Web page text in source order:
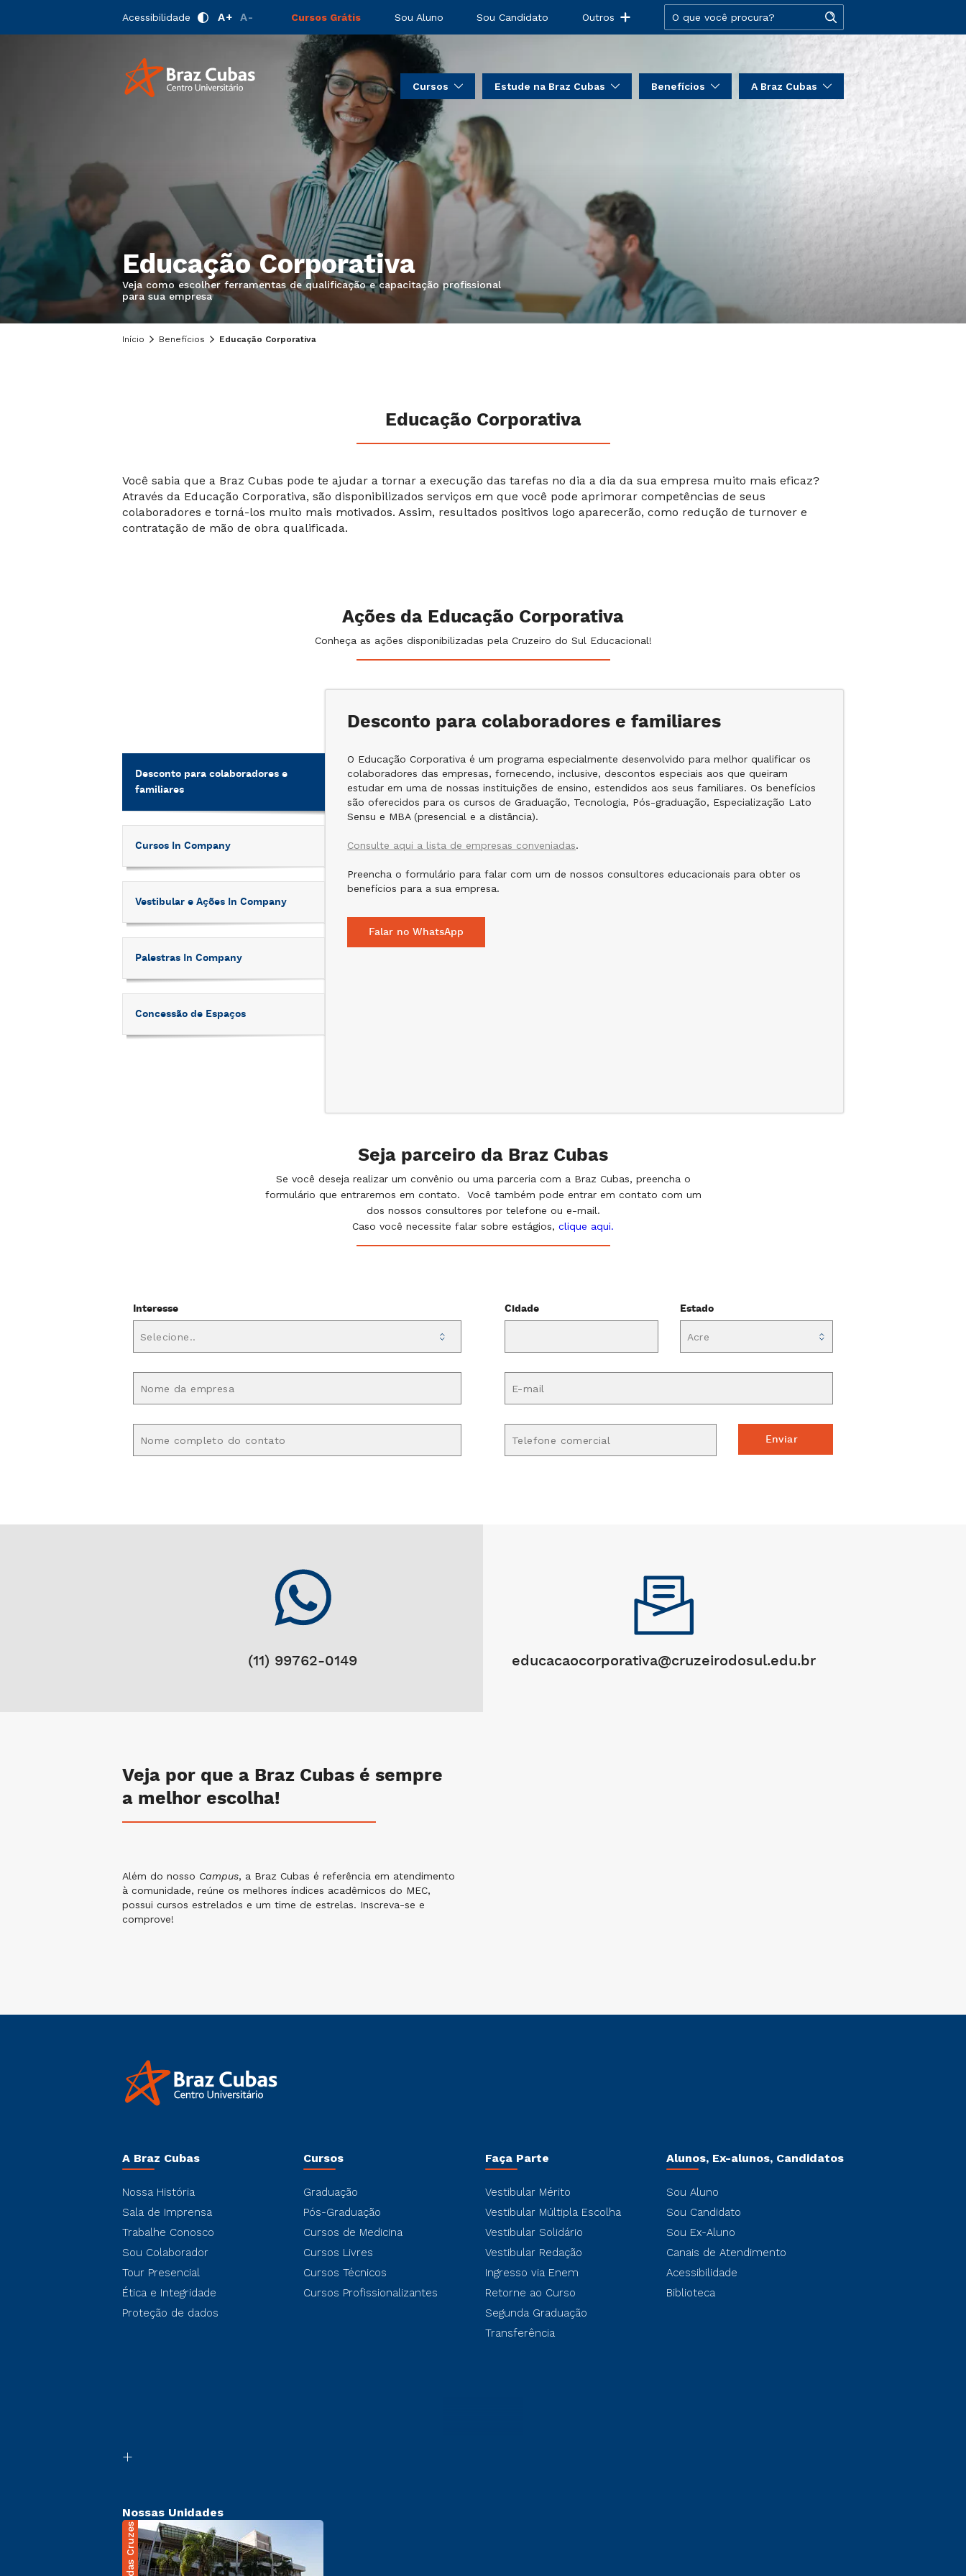
Acessibilidade A+ A- Cursos Grátis Sou Aluno Sou Candidato Outros
Cursos Estude na Braz Cubas Benefícios A Braz Cubas
Educação Corporativa
Veja como escolher ferramentas de qualificação e capacitação profissional
para sua empresa
Início Benefícios Educação Corporativa
Educação Corporativa
Você sabia que a Braz Cubas pode te ajudar a tornar a execução das tarefas no dia a dia da sua empresa muito mais eficaz?
Através da Educação Corporativa, são disponibilizados serviços em que você pode aprimorar competências de seus
colaboradores e torná-los muito mais motivados. Assim, resultados positivos logo aparecerão, como redução de turnover e
contratação de mão de obra qualificada.
Ações da Educação Corporativa
Conheça as ações disponibilizadas pela Cruzeiro do Sul Educacional!
Desconto para colaboradores e
familiares
Cursos In Company
Vestibular e Ações In Company
Palestras In Company
Concessão de Espaços
Desconto para colaboradores e familiares
O Educação Corporativa é um programa especialmente desenvolvido para melhor qualificar os
colaboradores das empresas, fornecendo, inclusive, descontos especiais aos que queiram
estudar em uma de nossas instituições de ensino, estendidos aos seus familiares. Os benefícios
são oferecidos para os cursos de Graduação, Tecnologia, Pós-graduação, Especialização Lato
Sensu e MBA (presencial e a distância).
Consulte aqui a lista de empresas conveniadas.
Preencha o formulário para falar com um de nossos consultores educacionais para obter os
benefícios para a sua empresa.
Falar no WhatsApp
Seja parceiro da Braz Cubas
Se você deseja realizar um convênio ou uma parceria com a Braz Cubas, preencha o
formulário que entraremos em contato. Você também pode entrar em contato com um
dos nossos consultores por telefone ou e-mail.
Caso você necessite falar sobre estágios, clique aqui.
Interesse Cidade Estado
(11) 99762-0149 educacaocorporativa@cruzeirodosul.edu.br
Veja por que a Braz Cubas é sempre
a melhor escolha!
Além do nosso Campus, a Braz Cubas é referência em atendimento
à comunidade, reúne os melhores índices acadêmicos do MEC,
possui cursos estrelados e um time de estrelas. Inscreva-se e
comprove!
A Braz Cubas
Nossa História
Sala de Imprensa
Trabalhe Conosco
Sou Colaborador
Tour Presencial
Ética e Integridade
Proteção de dados
Cursos
Graduação
Pós-Graduação
Cursos de Medicina
Cursos Livres
Cursos Técnicos
Cursos Profissionalizantes
Faça Parte
Vestibular Mérito
Vestibular Múltipla Escolha
Vestibular Solidário
Vestibular Redação
Ingresso via Enem
Retorne ao Curso
Segunda Graduação
Transferência
Alunos, Ex-alunos, Candidatos
Sou Aluno
Sou Candidato
Sou Ex-Aluno
Canais de Atendimento
Acessibilidade
Biblioteca
Nossas Unidades